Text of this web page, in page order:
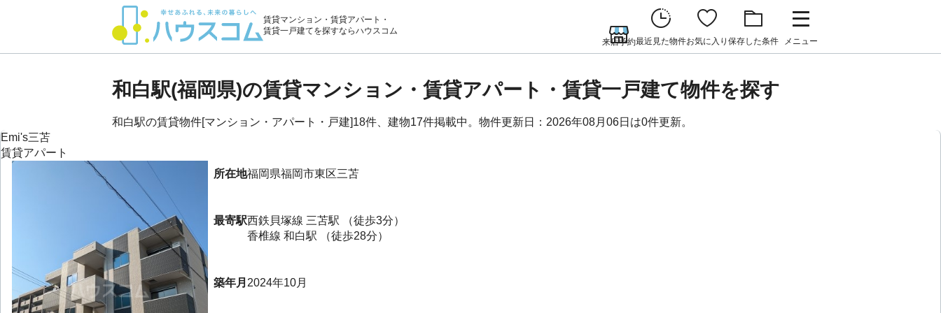
賃貸マンション・賃貸アパート・
賃貸一戸建てを探すならハウスコム
来店予約最近見た物件お気に入り 保存した条件 メニュー
和白駅(福岡県)の賃貸マンション・賃貸アパート・賃貸一戸建て物件を探す
和白駅の賃貸物件[マンション・アパート・戸建]18件、建物17件掲載中。物件更新日：2026年08月06日は0件更新。
Emi's三苫
賃貸アパート
所在地福岡県福岡市東区三苫
最寄駅西鉄貝塚線 三苫駅
（徒歩3分）
香椎線 和白駅 （徒歩28分）
築年月 2024年10月